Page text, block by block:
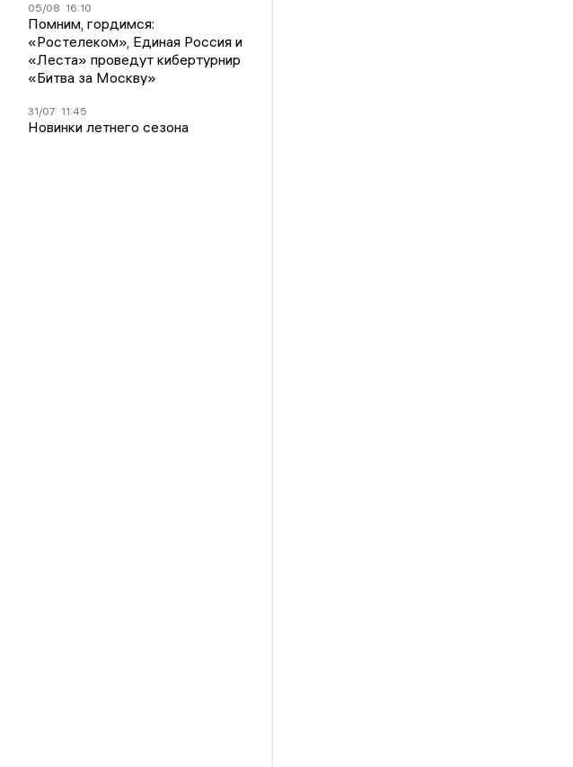
05/08 16:10
Помним, гордимся:
«Ростелеком», Единая Россия и
«Леста» проведут кибертурнир
«Битва за Москву»
31/07 11:45
Новинки летнего сезона